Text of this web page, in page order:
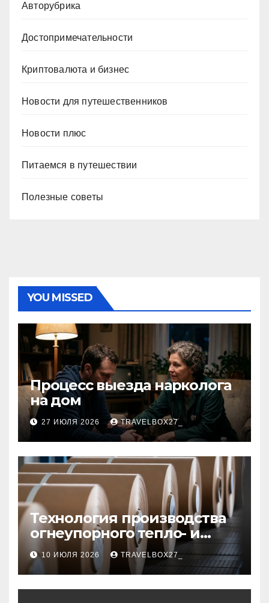
Авторубрика
Достопримечательности
Криптовалюта и бизнес
Новости для путешественников
Новости плюс
Питаемся в путешествии
Полезные советы
YOU MISSED
Процесс выезда нарколога
на дом
27 ИЮЛЯ 2026 TRAVELBOX27_
Технология производства
огнеупорного тепло- и
звукоизоляционного
картона из
муллитокремнеземистого
волокна
10 ИЮЛЯ 2026 TRAVELBOX27_